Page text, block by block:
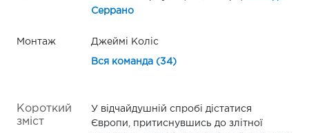
Серрано
Монтаж Джеймі Коліс
Вся команда (34)
Короткий
зміст
У відчайдушній спробі дістатися
Європи, притиснувшись до злітної